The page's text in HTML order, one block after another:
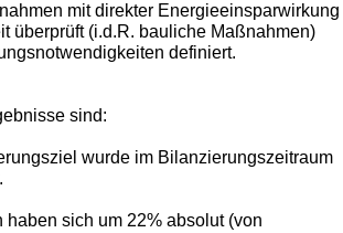
mit direkter Energieeinsparwirkung
überprüft (i.d.R. bauliche Maßnahmen)
definiert.
sind:
wurde im Bilanzierungszeitraum
haben sich um 22% absolut (von